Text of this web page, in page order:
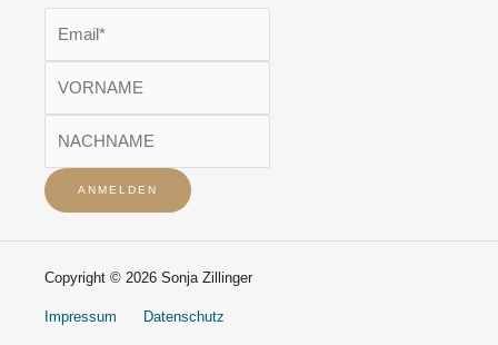
Copyright © 2026 Sonja Zillinger
Impressum Datenschutz